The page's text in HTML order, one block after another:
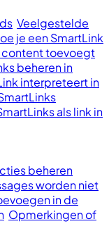
Veelgestelde
je een SmartLink
content toevoegt
beheren in
interpreteert in
als link in
beheren
worden niet
in de
Opmerkingen of